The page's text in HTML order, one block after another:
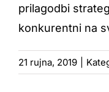
prilagodbi
konkurentni na
21 rujna, 2019